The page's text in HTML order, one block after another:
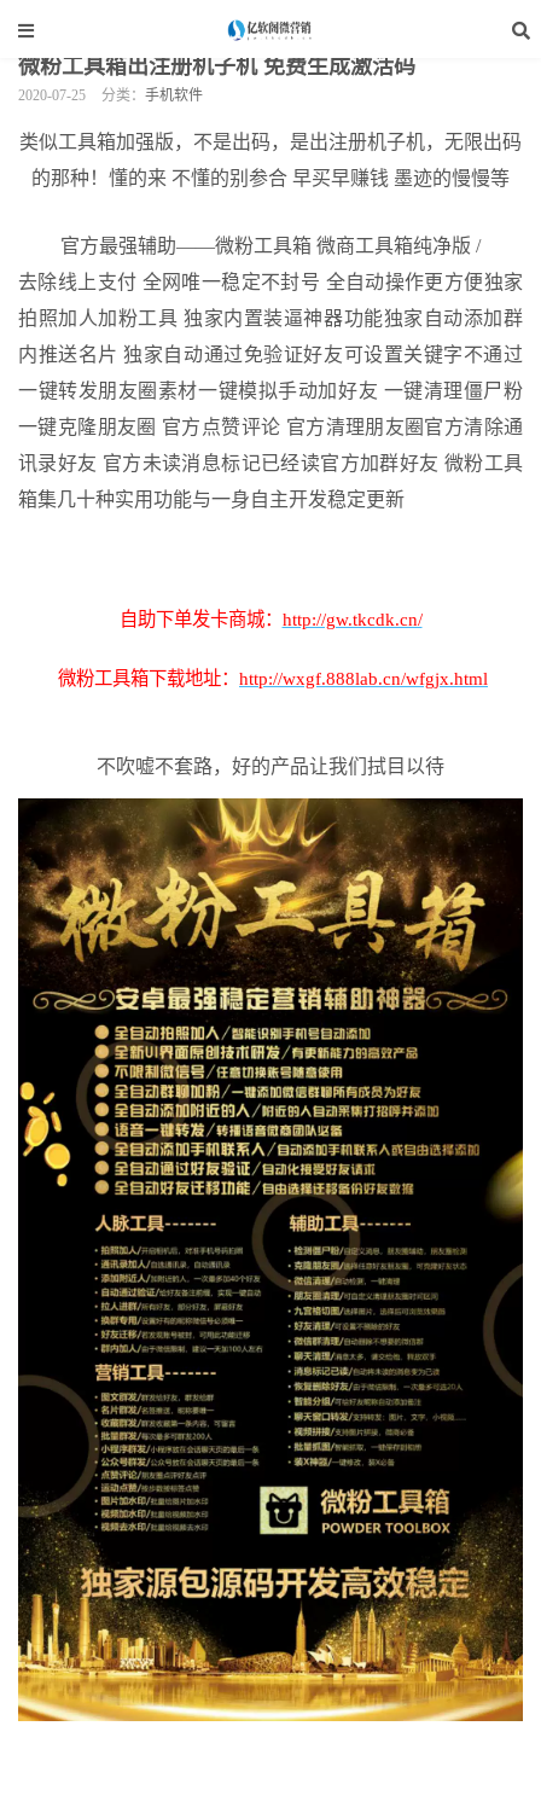
当前位置： 手机软件 >正文
微粉工具箱出注册机子机 免费生成激活码
2020-07-25 分类： 手机软件
类似工具箱加强版，不是出码，是出注册机子机，无限出码
的那种！懂的来 不懂的别参合 早买早赚钱 墨迹的慢慢等
官方最强辅助——微粉工具箱 微商工具箱纯净版 /
去除线上支付 全网唯一稳定不封号 全自动操作更方便独家
拍照加人加粉工具 独家内置装逼神器功能独家自动添加群
内推送名片 独家自动通过免验证好友可设置关键字不通过
一键转发朋友圈素材一键模拟手动加好友 一键清理僵尸粉
一键克隆朋友圈 官方点赞评论 官方清理朋友圈 官方清除通
讯录好友 官方未读消息标记已经读官方加群好友 微粉工具
箱集几十种实用功能与一身自主开发稳定更新
自助下单发卡商城： http://gw.tkcdk.cn/
微粉工具箱下载地址： http://wxgf.888lab.cn/wfgjx.html
不吹嘘不套路，好的产品让我们拭目以待